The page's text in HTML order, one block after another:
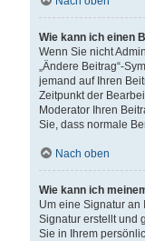
Wie kann ich einen
Wenn Sie nicht
„Ändere Beitrag“-
jemand auf Ihren
Zeitpunkt der
Moderator Ihren
Sie, dass normale
Nach oben
Wie kann ich
Um eine Signatur
Signatur erstellt und
Sie in Ihrem